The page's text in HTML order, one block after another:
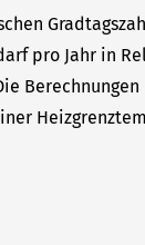
pro Jahr in